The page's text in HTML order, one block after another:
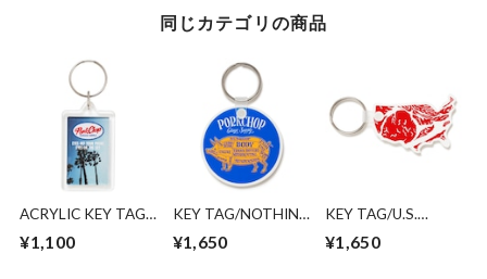
同じカテゴリの商品
ACRYLIC KEY TAG
¥1,100
KEY TAG/NOTHING
¥1,650
KEY TAG/U.S.
¥1,650